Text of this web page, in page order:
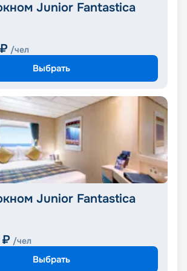
Junior Fantastica
₽ /чел
Выбрать
Junior Fantastica
₽ /чел
Выбрать